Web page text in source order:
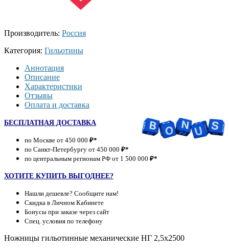
Производитель: Россия
Категория: Гильотины
Аннотация
Описание
Характеристики
Отзывы
Оплата и доставка
БЕСПЛАТНАЯ ДОСТАВКА
по Москве от 450 000 ₽*
по Санкт-Петербургу от 450 000 ₽*
по центральным регионам РФ от 1 500 000 ₽*
ХОТИТЕ КУПИТЬ ВЫГОДНЕЕ?
Нашли дешевле? Сообщите нам!
Скидка в Личном Кабинете
Бонусы при заказе через сайт
Спец. условия по телефону
Ножницы гильотинные механические НГ 2,5х2500